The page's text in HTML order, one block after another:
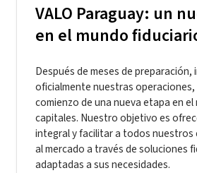
VALO Paraguay: un
en el mundo
Después de meses de preparación,
oficialmente nuestras operaciones,
comienzo de una nueva etapa en el
capitales. Nuestro objetivo es
integral y facilitar a todos nuestros
al mercado a través de soluciones
adaptadas a sus necesidades.